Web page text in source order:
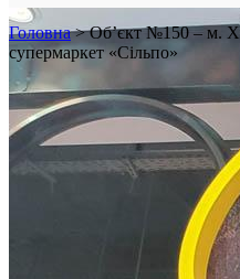
Головна>Об’єкт №150 – м.
супермаркет «Сільпо»